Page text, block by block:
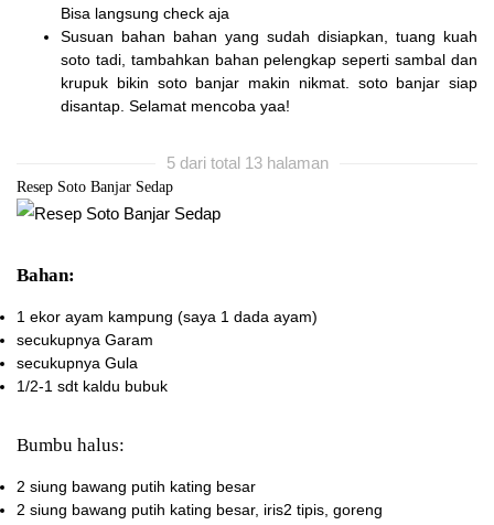
Bisa langsung check aja
Susuan bahan bahan yang sudah disiapkan, tuang kuah
soto tadi, tambahkan bahan pelengkap seperti sambal dan
krupuk bikin soto banjar makin nikmat. soto banjar siap
disantap. Selamat mencoba yaa!
5 dari total 13 halaman
Resep Soto Banjar Sedap
Bahan:
1 ekor ayam kampung (saya 1 dada ayam)
secukupnya Garam
secukupnya Gula
1/2-1 sdt kaldu bubuk
Bumbu halus:
2 siung bawang putih kating besar
2 siung bawang putih kating besar, iris2 tipis, goreng